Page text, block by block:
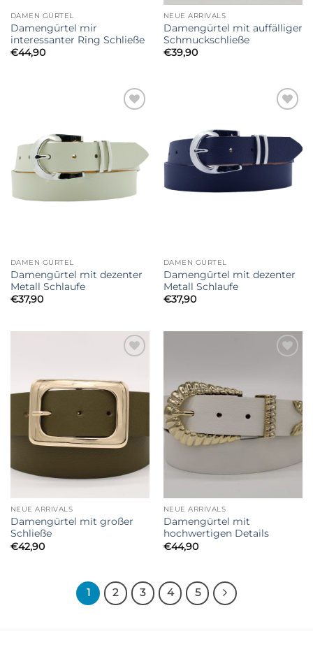
DAMEN GÜRTEL
Damengürtel mir
interessanter Ring Schließe
€44,90
NEUE ARRIVALS
Damengürtel mit auffälliger
Schmuckschließe
€39,90
DAMEN GÜRTEL
Damengürtel mit dezenter
Metall Schlaufe
€37,90
DAMEN GÜRTEL
Damengürtel mit dezenter
Metall Schlaufe
€37,90
NEUE ARRIVALS
Damengürtel mit großer
Schließe
€42,90
NEUE ARRIVALS
Damengürtel mit
hochwertigen Details
€44,90
1 2 3 4 5